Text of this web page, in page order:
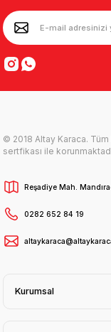
© 2018 Altay Karaca. Tüm
sertfikası ile
Reşadiye Mah.
0282 652 84 19
Kurumsal